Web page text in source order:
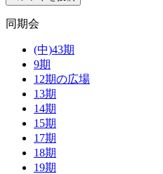
同期会
(中)43期
9期
12期の広場
13期
14期
15期
17期
18期
19期